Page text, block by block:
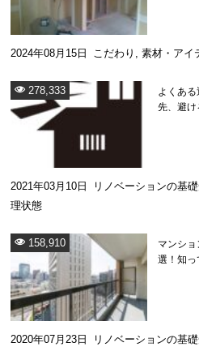
2024年08月15日 こだわり 素材・アイ
よくあ
先、避け
278,333
2021年03月10日 リノベーションの基
理状態
マンシ
選！知っ
158,910
2020年07月23日 リノベーションの基